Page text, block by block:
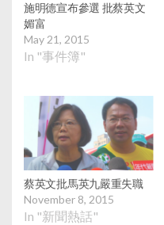
施明德宣布參選 批蔡英文
媚富
May 21, 2015
In "事件簿"
蔡英文批馬英九嚴重失職
November 8, 2015
In "新聞熱話"